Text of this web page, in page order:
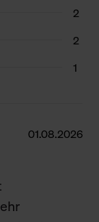
2
2
1
01.08.2026